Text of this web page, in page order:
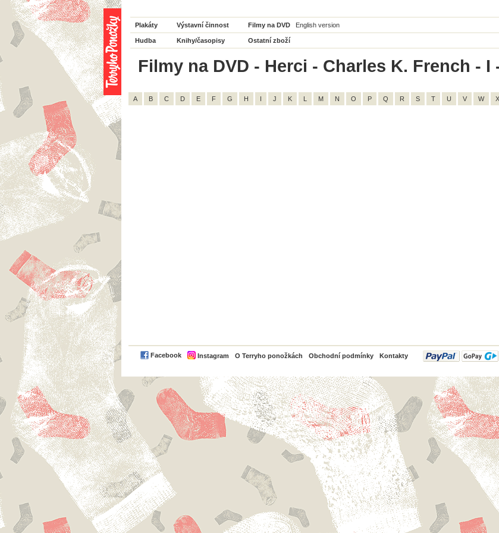
Plakáty Výstavní činnost Filmy na DVD English version
Hudba Knihy/časopisy Ostatní zboží
Filmy na DVD - Herci - Charles K. French - I
A B C D E F G H I J K L M N O P Q R S T U V W X
Facebook Instagram O Terryho ponožkách Obchodní podmínky Kontakty
PayPal